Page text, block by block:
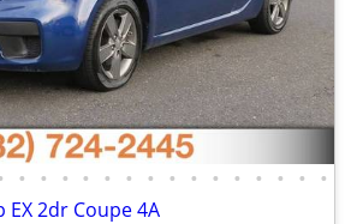
• • • • • • • • • • • • • • •
EX 2dr Coupe 4A